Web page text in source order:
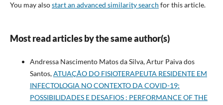
You may alsostart an advanced similarity search for this article.
Most read articles by the same author(s)
Andressa Nascimento Matos da Silva, Artur Paiva dos
Santos,ATUAÇÃO DO FISIOTERAPEUTA RESIDENTE EM
INFECTOLOGIA NO CONTEXTO DA COVID-19:
POSSIBILIDADES E DESAFIOS : PERFORMANCE OF THE